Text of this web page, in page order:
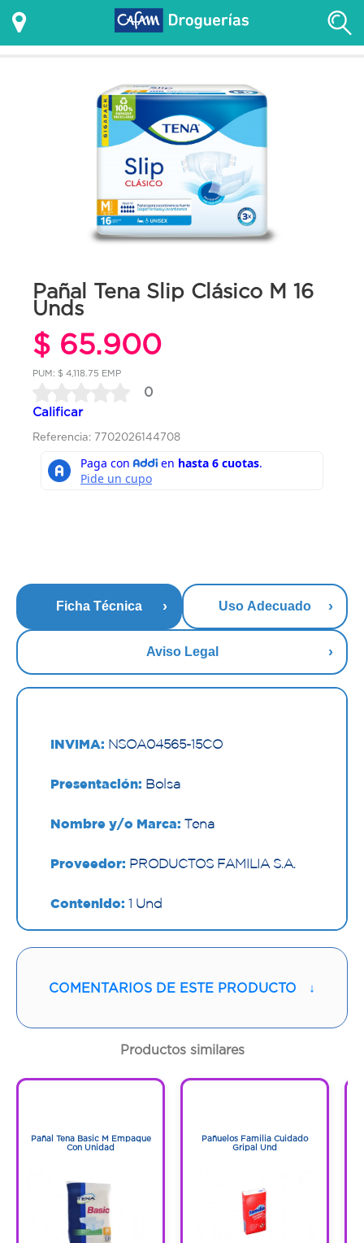
Pañal Tena Slip Clásico M 16
Unds
$ 65.900
PUM: $ 4,118.75 EMP
0
Calificar
Referencia: 7702026144708
Ficha Técnica Uso Adecuado
Aviso Legal
INVIMA: NSOA04565-15CO
Presentación: Bolsa
Nombre y/o Marca: Tena
Proveedor: PRODUCTOS FAMILIA S.A.
Contenido: 1 Und
Código:1295081
COMENTARIOS DE ESTE PRODUCTO ↓
Productos similares
Pañal Tena Basic M Empaque
Con Unidad
Pañuelos Familia Cuidado
Gripal Und